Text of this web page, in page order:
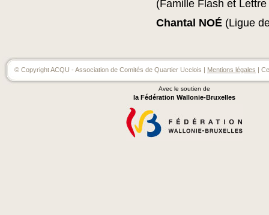
(Famille Flash et
Chantal NOÉ (Ligue
© Copyright ACQU - Association de Comités de Quartier Ucclois | Mentions légales |
Avec le soutien de
la Fédération Wallonie-Bruxelles